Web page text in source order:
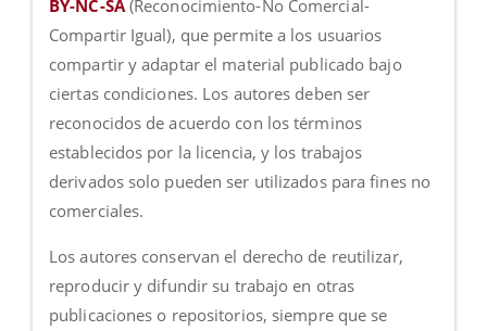
BY-NC-SA(Reconocimiento-No Comercial-
Compartir Igual), que permite a los usuarios
compartir y adaptar el material publicado bajo
ciertas condiciones. Los autores deben ser
reconocidos de acuerdo con los términos
establecidos por la licencia, y los trabajos
derivados solo pueden ser utilizados para fines no
comerciales.
Los autores conservan el derecho de reutilizar,
reproducir y difundir su trabajo en otras
publicaciones o repositorios, siempre que se